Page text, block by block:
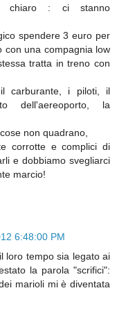
chiaro : ci stanno
spendere 3 euro per
con una compagnia low
tratta in treno con
carburante, i piloti, il
dell'aereoporto, la
non quadrano,
corrotte e complici di
e dobbiamo svegliarci
marcio!
6:48:00 PM
loro tempo sia legato ai
la parola "scrifici":
marioli mi è diventata